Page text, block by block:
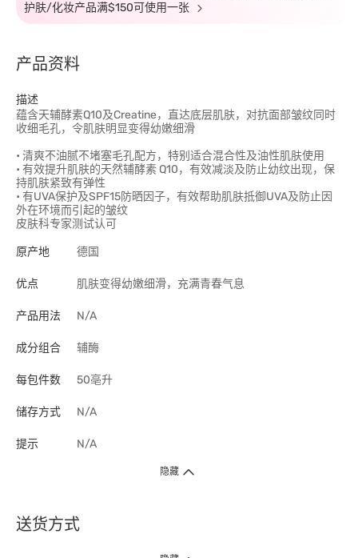
护肤/化妆产品满$150可使用一张
产品资料
描述
蕴含天辅酵素Q10及Creatine，直达底层肌肤，对抗面部皱纹同时
收细毛孔，令肌肤明显变得幼嫩细滑
• 清爽不油腻不堵塞毛孔配方，特别适合混合性及油性肌肤使用
• 有效提升肌肤的天然辅酵素 Q10，有效减淡及防止幼纹出现，保
持肌肤紧致有弹性
• 有UVA保护及SPF15防晒因子，有效帮助肌肤抵御UVA及防止因
外在环境而引起的皱纹
皮肤科专家测试认可
原产地 德国
优点 肌肤变得幼嫩细滑，充满青春气息
产品用法 N/A
成分组合 辅酶
每包件数 50亳升
储存方式 N/A
提示 N/A
隐藏
送货方式